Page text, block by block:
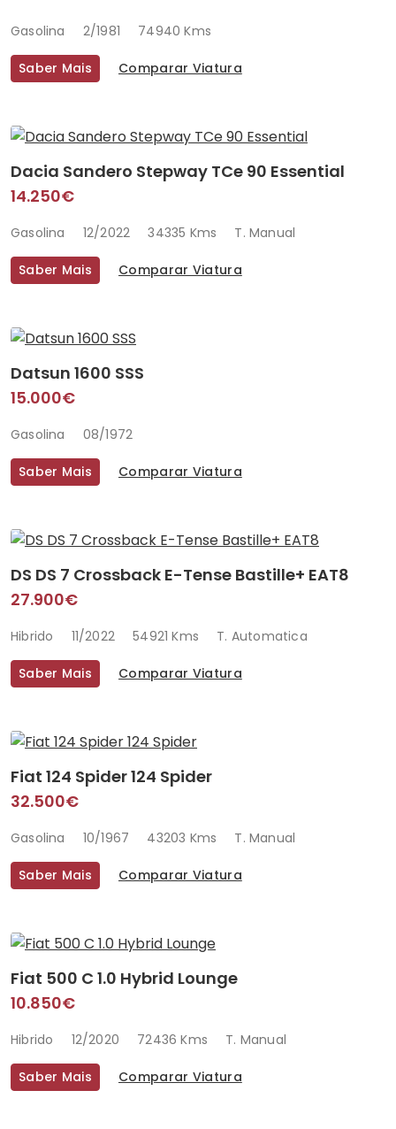
Gasolina 2/1981 74940 Kms
Saber Mais Comparar Viatura
Dacia Sandero Stepway TCe 90 Essential
14.250€
Gasolina 12/2022 34335 Kms T. Manual
Saber Mais Comparar Viatura
Datsun 1600 SSS
15.000€
Gasolina 08/1972
Saber Mais Comparar Viatura
DS DS 7 Crossback E-Tense Bastille+ EAT8
27.900€
Hibrido 11/2022 54921 Kms T. Automatica
Saber Mais Comparar Viatura
Fiat 124 Spider 124 Spider
32.500€
Gasolina 10/1967 43203 Kms T. Manual
Saber Mais Comparar Viatura
Fiat 500 C 1.0 Hybrid Lounge
10.850€
Hibrido 12/2020 72436 Kms T. Manual
Saber Mais Comparar Viatura